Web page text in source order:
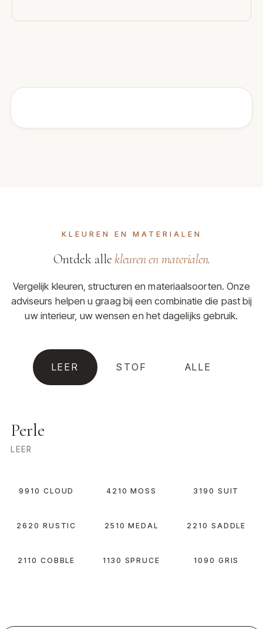
KLEUREN EN MATERIALEN
Ontdek alle kleuren en materialen.
Vergelijk kleuren, structuren en materiaalsoorten. Onze
adviseurs helpen u graag bij een combinatie die past bij
uw interieur, uw wensen en het dagelijks gebruik.
LEER STOF ALLE
Perle
LEER
9910 CLOUD 4210 MOSS 3190 SUIT
2620 RUSTIC 2510 MEDAL 2210 SADDLE
2110 COBBLE 1130 SPRUCE 1090 GRIS